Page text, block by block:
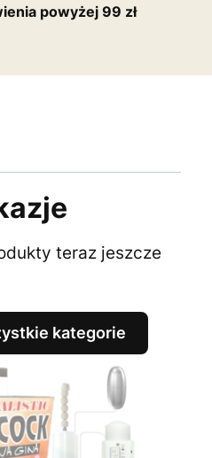
powyżej 99 zł
teraz jeszcze
kategorie